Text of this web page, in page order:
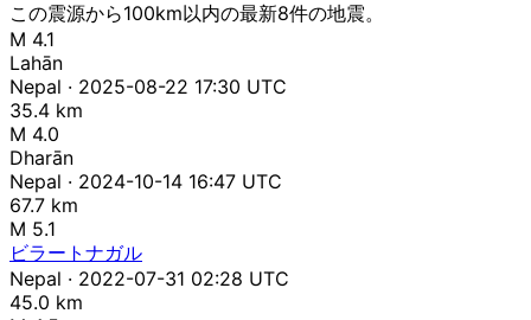
この震源から100km以内の最新8件の地震。
M 4.1
Lahān
Nepal · 2025-08-22 17:30 UTC
35.4 km
M 4.0
Dharān
Nepal · 2024-10-14 16:47 UTC
67.7 km
M 5.1
ビラートナガル
Nepal · 2022-07-31 02:28 UTC
45.0 km